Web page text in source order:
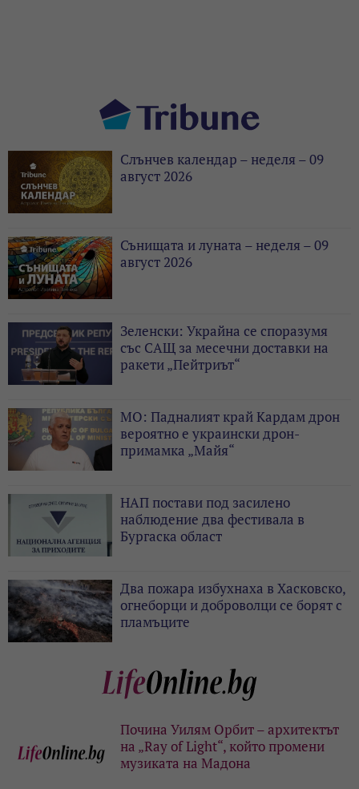
Слънчев календар – неделя – 09
август 2026
Сънищата и луната – неделя – 09
август 2026
Зеленски: Украйна се споразумя
със САЩ за месечни доставки на
ракети „Пейтриът“
МО: Падналият край Кардам дрон
вероятно е украински дрон-
примамка „Майя“
НАП постави под засилено
наблюдение два фестивала в
Бургаска област
Два пожара избухнаха в Хасковско,
огнеборци и доброволци се борят с
пламъците
Почина Уилям Орбит – архитектът
на „Ray of Light“, който промени
музиката на Мадона